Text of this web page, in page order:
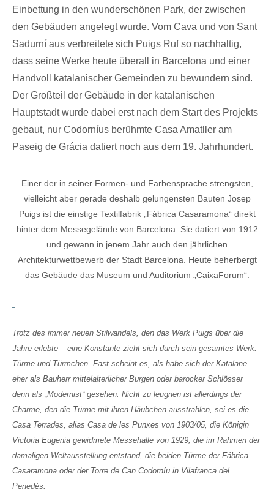
Einbettung in den wunderschönen Park, der zwischen
den Gebäuden angelegt wurde. Vom Cava und von Sant
Sadurní aus verbreitete sich Puigs Ruf so nachhaltig,
dass seine Werke heute überall in Barcelona und einer
Handvoll katalanischer Gemeinden zu bewundern sind.
Der Großteil der Gebäude in der katalanischen
Hauptstadt wurde dabei erst nach dem Start des Projekts
gebaut, nur Codorníus berühmte Casa Amatller am
Paseig de Grácia datiert noch aus dem 19. Jahrhundert.
Einer der in seiner Formen- und Farbensprache strengsten,
vielleicht aber gerade deshalb gelungensten Bauten Josep
Puigs ist die einstige Textilfabrik „Fábrica Casaramona“ direkt
hinter dem Messegelände von Barcelona. Sie datiert von 1912
und gewann in jenem Jahr auch den jährlichen
Architekturwettbewerb der Stadt Barcelona. Heute beherbergt
das Gebäude das Museum und Auditorium „CaixaForum“.
Trotz des immer neuen Stilwandels, den das Werk Puigs über die
Jahre erlebte – eine Konstante zieht sich durch sein gesamtes Werk:
Türme und Türmchen. Fast scheint es, als habe sich der Katalane
eher als Bauherr mittelalterlicher Burgen oder barocker Schlösser
denn als „Modernist“ gesehen. Nicht zu leugnen ist allerdings der
Charme, den die Türme mit ihren Häubchen ausstrahlen, sei es die
Casa Terrades, alias Casa de les Punxes von 1903/05, die Königin
Victoria Eugenia gewidmete Messehalle von 1929, die im Rahmen der
damaligen Weltausstellung entstand, die beiden Türme der Fábrica
Casaramona oder der Torre de Can Codorníu in Vilafranca del
Penedès.